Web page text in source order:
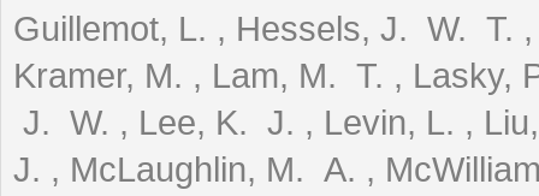
Guillemot, L. , Hessels, J. W. T.
Kramer, M. , Lam, M. T. , Lasky,
J. W. , Lee, K. J. , Levin, L. ,
J. , McLaughlin, M. A. ,